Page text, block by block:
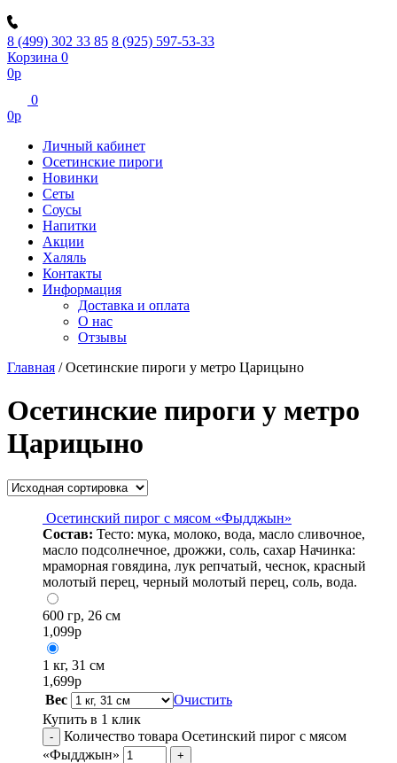
8 (499) 302 33 85 8 (925) 597-53-33
Корзина 0
0р
0
0р
Личный кабинет
Осетинские пироги
Новинки
Сеты
Соусы
Напитки
Акции
Халяль
Контакты
Информация
Доставка и оплата
О нас
Отзывы
Главная /Осетинские пироги у метро Царицыно
Осетинские пироги у метро
Царицыно
Осетинский пирог с мясом «Фыдджын»
Состав: Тесто: мука, молоко, вода, масло сливочное,
масло подсолнечное, дрожжи, соль, сахар Начинка:
мраморная говядина, лук репчатый, чеснок, красный
молотый перец, черный молотый перец, соль, вода.
600 гр, 26 см
1,099р
1 кг, 31 см
1,699р
Вес
Очистить
Купить в 1 клик
-
Количество товара Осетинский пирог с мясом
«Фыдджын»
+